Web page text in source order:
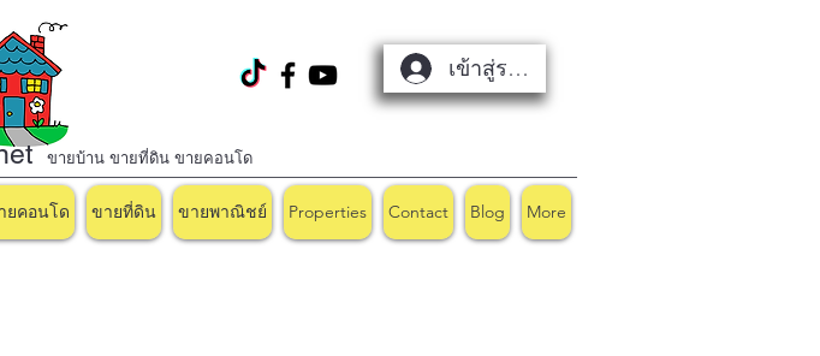
ขายบ้าน ขายที่ดิน ขายคอนโด
เข้าสู่ระบบ
ยคอนโด ขายที่ดิน ขายพาณิชย์ Properties Contact Blog More